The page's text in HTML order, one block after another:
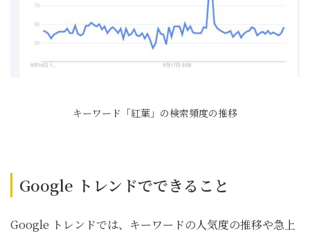
キーワード「紅葉」の検索頻度の推移
Google トレンドでできること
Google トレンドでは、キーワードの人気度の推移や急上